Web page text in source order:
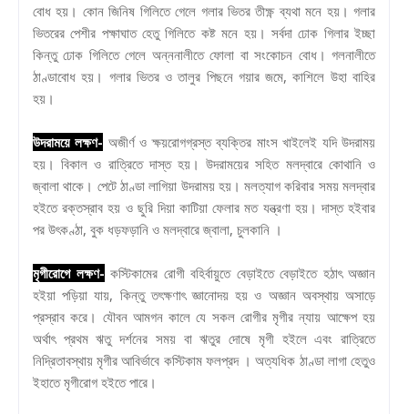
বোধ হয়। কোন জিনিষ গিলিতে গেলে গলার ভিতর তীক্ষ্ণ ব্যথা মনে হয়। গলার
ভিতরের পেশীর পক্ষাঘাত হেতু গিলিতে কষ্ট মনে হয়। সর্বদা ঢোক গিলার ইচ্ছা
কিন্তু ঢোক গিলিতে গেলে অন্ননালীতে ফোলা বা সংকোচন বোধ। গলনালীতে
ঠাণ্ডাবোধ হয়। গলার ভিতর ও তালুর পিছনে গয়ার জমে, কাশিলে উহা বাহির
হয়।
উদরাময়ে লক্ষণ- অজীর্ণ ও ক্ষয়রোগগ্রস্ত ব্যক্তির মাংস খাইলেই যদি উদরাময়
হয়। বিকাল ও রাত্রিতে দাস্ত হয়। উদরাময়ের সহিত মলদ্বারে কোথানি ও
জ্বালা থাকে। পেটে ঠাণ্ডা লাগিয়া উদরাময় হয়। মলত্যাগ করিবার সময় মলদ্বার
হইতে রক্তস্রাব হয় ও ছুরি দিয়া কাটিয়া ফেলার মত যন্ত্রণা হয়। দাস্ত হইবার
পর উৎকণ্ঠা, বুক ধড়ফড়ানি ও মলদ্বারে জ্বালা, চুলকানি ।
মৃগীরোগে লক্ষণ- কস্টিকামের রোগী বহির্বায়ুতে বেড়াইতে বেড়াইতে হঠাৎ অজ্ঞান
হইয়া পড়িয়া যায়, কিন্তু তৎক্ষণাৎ জ্ঞানোদয় হয় ও অজ্ঞান অবস্থায় অসাড়ে
প্রস্রাব করে। যৌবন আমগন কালে যে সকল রোগীর মৃগীর ন্যায় আক্ষেপ হয়
অর্থাৎ প্রথম ঋতু দর্শনের সময় বা ঋতুর দোষে মৃগী হইলে এবং রাত্রিতে
নিদ্রিতাবস্থায় মৃগীর আবির্ভাবে কস্টিকাম ফলপ্রদ । অত্যধিক ঠাণ্ডা লাগা হেতুও
ইহাতে মৃগীরোগ হইতে পারে।